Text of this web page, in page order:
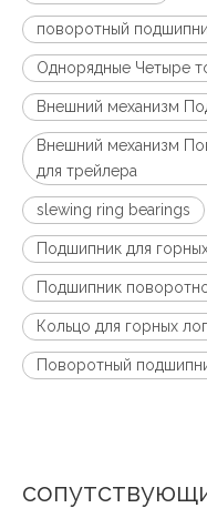
поворотный
Однорядные Четыре
Внешний механизм
Внешний механизм
для трейлера
slewing ring bearings
Подшипник для
Подшипник
Кольцо для горных
Поворотный